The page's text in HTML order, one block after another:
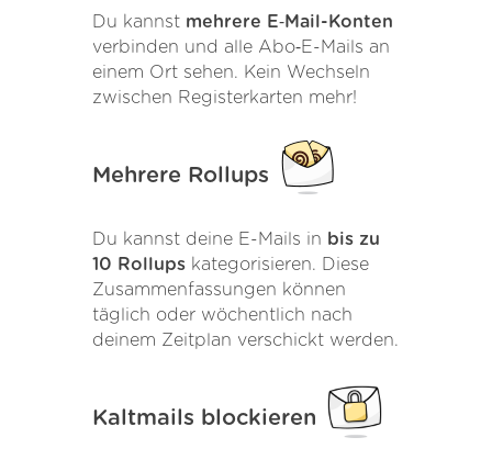
Du kannst mehrere E‑Mail-Konten
verbinden und alle Abo‑E-Mails an
einem Ort sehen. Kein Wechseln
zwischen Registerkarten mehr!
Mehrere Rollups
Du kannst deine E-Mails in bis zu
10 Rollups kategorisieren. Diese
Zusammenfassungen können
täglich oder wöchentlich nach
deinem Zeitplan verschickt werden.
Kaltmails blockieren